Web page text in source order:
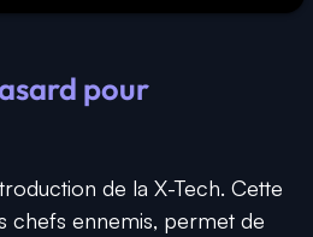
pour
de la X-Tech. Cette
chefs ennemis, permet de